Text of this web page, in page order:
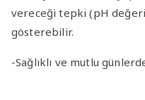
vereceği tepki (pH
gösterebilir.
-Sağlıklı ve mutlu